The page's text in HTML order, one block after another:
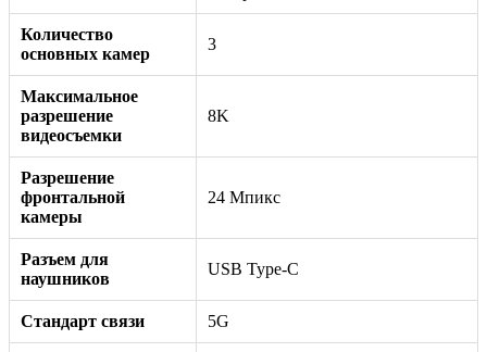
Количество
основных камер
3
Максимальное
разрешение
видеосъемки
8K
Разрешение
фронтальной
камеры
24 Мпикс
Разъем для
наушников
USB Type-C
Стандарт связи 5G